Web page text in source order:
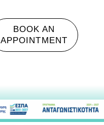
BOOK AN
APPOINTMENT